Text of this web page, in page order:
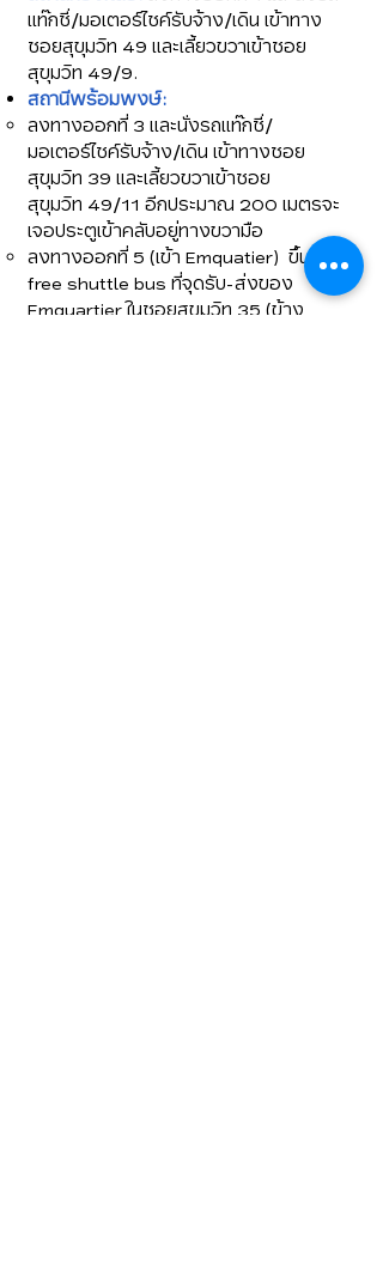
แท๊กซี่/มอเตอร์ไซค์รับจ้าง/เดิน เข้าทาง
ซอยสุขุมวิท 49 และเลี้ยวขวาเข้าซอย
สุขุมวิท 49/9.
สถานีพร้อมพงษ์:
ลงทางออกที่ 3 และนั่งรถแท๊กซี่/
มอเตอร์ไซค์รับจ้าง/เดิน เข้าทางซอย
สุขุมวิท 39 และเลี้ยวขวาเข้าซอย
สุขุมวิท 49/11 อีกประมาณ 200 เมตรจะ
เจอประตูเข้าคลับอยู่ทางขวามือ
ลงทางออกที่ 5 (เข้า Emquatier) ขึ้นรถ
free shuttle bus ที่จุดรับ-ส่งของ
Emquartier ในซอยสุขุมวิท 35 (ข้าง